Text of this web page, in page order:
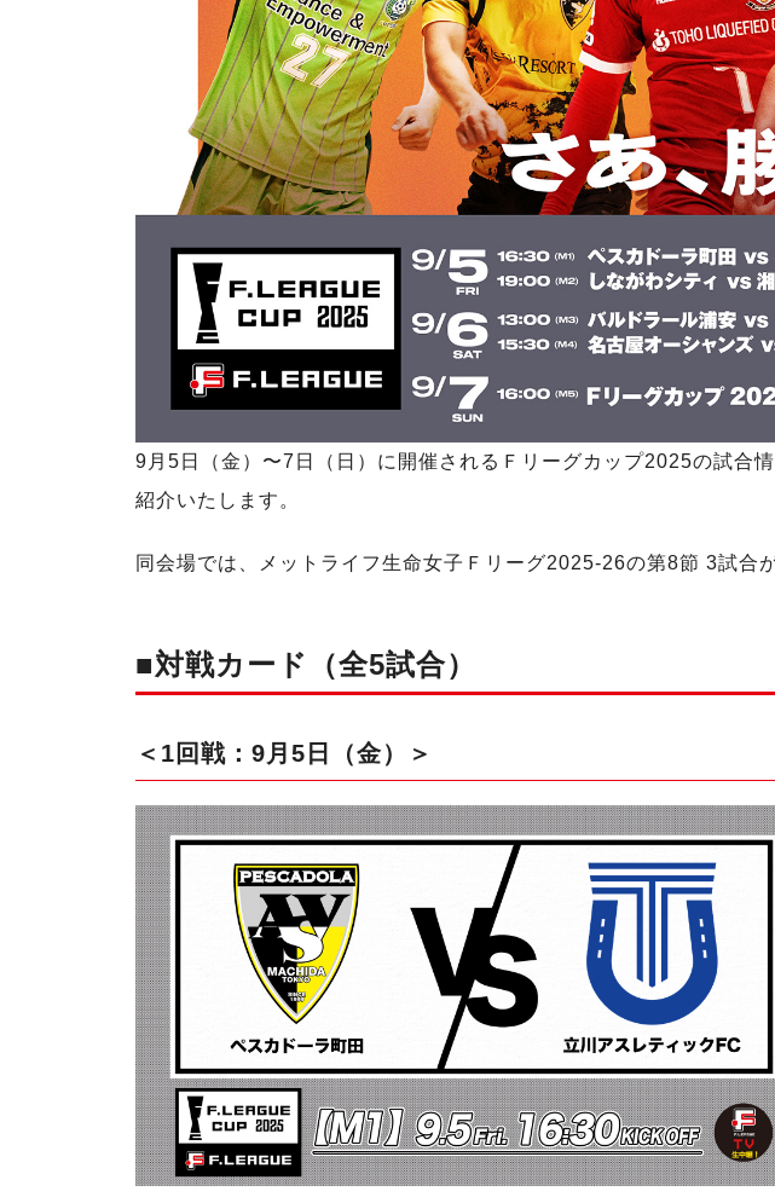
9月5日（金）〜7日（日）に開催されるＦリーグカップ2025の試合
紹介いたします。
同会場では、メットライフ生命女子Ｆリーグ2025-26の第8節 3試合
■対戦カード（全5試合）
＜1回戦：9月5日（金）＞